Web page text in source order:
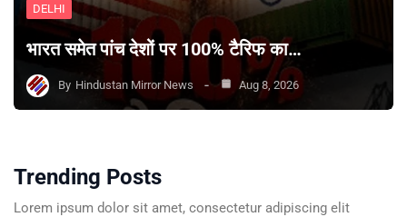
DELHI
भारत समेत पांच देशों पर 100% टैरिफ का…
By Hindustan Mirror News Aug 8, 2026
Trending Posts
Lorem ipsum dolor sit amet, consectetur adipiscing elit